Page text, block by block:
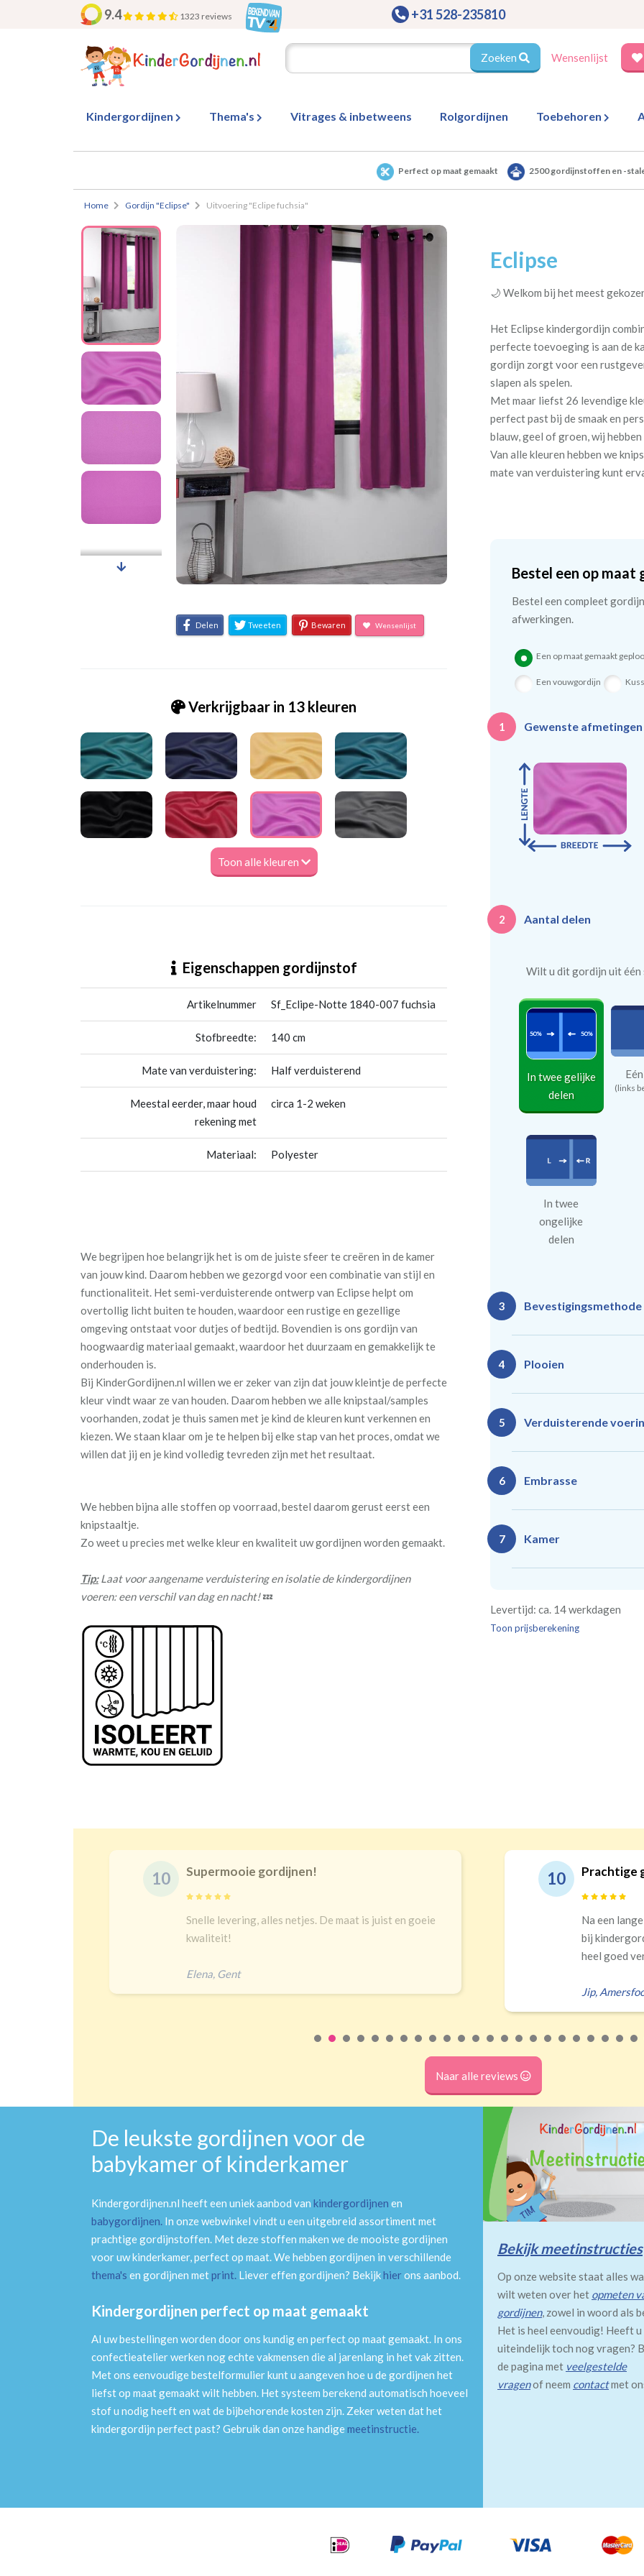
9.4 1323 reviews +31 528-235810
Zoeken Wensenlijst
Kindergordijnen Thema's Vitrages & inbetweens Rolgordijnen Toebehoren
Perfect op maat gemaakt 2500 gordijnstoffen en -
Home Gordijn "Eclipse" Uitvoering "Eclipe fuchsia"
Delen Tweeten Bewaren Wensenlijst
Verkrijgbaar in 13 kleuren
Toon alle kleuren
Eigenschappen gordijnstof
Artikelnummer Sf_Eclipe-Notte 1840-007 fuchsia
Stofbreedte: 140 cm
Mate van verduistering: Half verduisterend
Meestal eerder, maar houd
rekening met
circa 1-2 weken
Materiaal: Polyester
We begrijpen hoe belangrijk het is om de juiste sfeer te creëren in de kamer
van jouw kind. Daarom hebben we gezorgd voor een combinatie van stijl en
functionaliteit. Het semi-verduisterende ontwerp van Eclipse helpt om
overtollig licht buiten te houden, waardoor een rustige en gezellige
omgeving ontstaat voor dutjes of bedtijd. Bovendien is ons gordijn van
hoogwaardig materiaal gemaakt, waardoor het duurzaam en gemakkelijk te
onderhouden is.
Bij KinderGordijnen.nl willen we er zeker van zijn dat jouw kleintje de perfecte
kleur vindt waar ze van houden. Daarom hebben we alle knipstaal/samples
voorhanden, zodat je thuis samen met je kind de kleuren kunt verkennen en
kiezen. We staan klaar om je te helpen bij elke stap van het proces, omdat we
willen dat jij en je kind volledig tevreden zijn met het resultaat.
We hebben bijna alle stoffen op voorraad, bestel daarom gerust eerst een
knipstaaltje.
Zo weet u precies met welke kleur en kwaliteit uw gordijnen worden gemaakt.
Tip:Laat voor aangename verduistering en isolatie de kindergordijnen
voeren: een verschil van dag en nacht!💤
Eclipse
🌙 Welkom bij het meest
Het Eclipse kindergordijn
perfecte toevoeging is aan de
gordijn zorgt voor een
slapen als spelen.
Met maar liefst 26 levendige
perfect past bij de smaak en
blauw, geel of groen, wij
Van alle kleuren hebben we
mate van verduistering kunt
Bestel een op
Bestel een compleet
afwerkingen.
Een op maat gemaakt
Een vouwgordijn
1 Gewenste afmetingen
2 Aantal delen
Wilt u dit gordijn uit één
In twee gelijke
delen
(links
In twee
ongelijke
delen
3 Bevestigingsmethode
Rails
Rails
4 Plooien
Enkele plooi
5 Verduisterende
Gevoerde gordijnen
isoleert kou, warmte en
Geen extra
verduistering
6 Embrasse
Geen
7 Kamer
kamer is bestemd. Wij
verplicht, maar wel handig)
Levertijd: ca. 14 werkdagen
Toon prijsberekening
Supermooie gordijnen!
Snelle levering, alles netjes. De maat is juist en goeie
Prachtige gordijnen
Na een lange zoektocht
bij kindergordijnen. Top
heel goed verduisteren
Amersfoort
Naar alle reviews
De leukste gordijnen voor de
babykamer of kinderkamer
Kindergordijnen.nl heeft een uniek aanbod van kindergordijnen en
babygordijnen. In onze webwinkel vindt u een uitgebreid assortiment met
prachtige gordijnstoffen. Met deze stoffen maken we de mooiste gordijnen
voor uw kinderkamer, perfect op maat. We hebben gordijnen in verschillende
thema's en gordijnen metprint. Liever effen gordijnen? Bekijkhierons aanbod.
Kindergordijnen perfect op maat gemaakt
Al uw bestellingen worden door ons kundig en perfect op maat gemaakt. In ons
confectieatelier werken nog echte vakmensen die al jarenlang in het vak zitten.
Met ons eenvoudige bestelformulier kunt u aangeven hoe u de gordijnen het
liefst op maat gemaakt wilt hebben. Het systeem berekend automatisch hoeveel
stof u nodig heeft en wat de bijbehorende kosten zijn. Zeker weten dat het
kindergordijn perfect past? Gebruik dan onze handigemeetinstructie.
Bekijk meetinstructies
Op onze website staat alles
wilt weten over het opmeten
gordijnen, zowel in woord als
Het is heel eenvoudig! Heeft u
uiteindelijk toch nog vragen?
de pagina met veelgestelde
vragenof neem contactmet